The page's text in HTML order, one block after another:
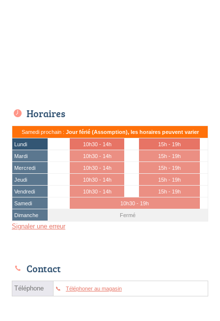
Horaires
Samedi prochain : Jour férié (Assomption), les horaires peuvent varier
Lundi 10h30 - 14h
15h - 19h
Mardi
10h30 - 14h
15h - 19h
Mercredi
10h30 - 14h
15h - 19h
Jeudi
10h30 - 14h
15h - 19h
Vendredi
10h30 - 14h
15h - 19h
Samedi
10h30 - 19h
Dimanche
Fermé
Signaler une erreur
Contact
Téléphone Téléphoner au magasin